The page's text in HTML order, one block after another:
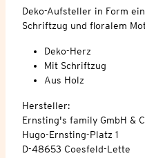
Deko-Aufsteller in Form
Schriftzug und floralem
Deko-Herz
Mit Schriftzug
Aus Holz
Hersteller:
Ernsting's family GmbH &
Hugo-Ernsting-Platz 1
D-48653 Coesfeld-Lette